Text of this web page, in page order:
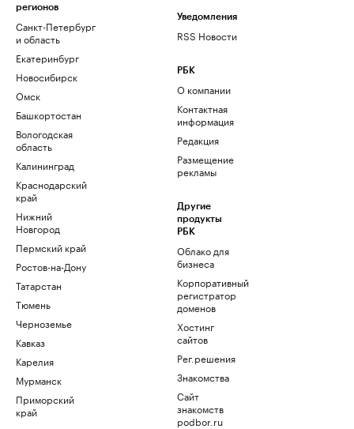
регионов
Санкт-Петербург
и область
Екатеринбург
Новосибирск
Омск
Башкортостан
Вологодская
область
Калининград
Краснодарский
край
Нижний
Новгород
Пермский край
Ростов-на-Дону
Татарстан
Тюмень
Черноземье
Кавказ
Карелия
Мурманск
Приморский
край
Уведомления
RSS Новости
РБК
О компании
Контактная
информация
Редакция
Размещение
рекламы
Другие
продукты
РБК
Облако для
бизнеса
Корпоративный
регистратор
доменов
Хостинг
сайтов
Рег.решения
Знакомства
Сайт
знакомств
podbor.ru